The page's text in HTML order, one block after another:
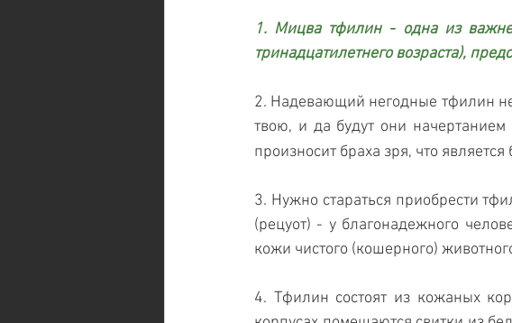
1. Мицва тфилин - одна из
тринадцатилетнего возраста),
2. Надевающий негодные тфилин не
твою, и да будут они
произносит браха зря, что
3. Нужно стараться приобрести
(рецуот) - у благонадежного
кожи чистого (кошерного)
4. Тфилин состоят из кожаных